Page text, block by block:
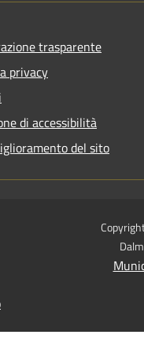
trasparente
privacy
di accessibilità
del sito